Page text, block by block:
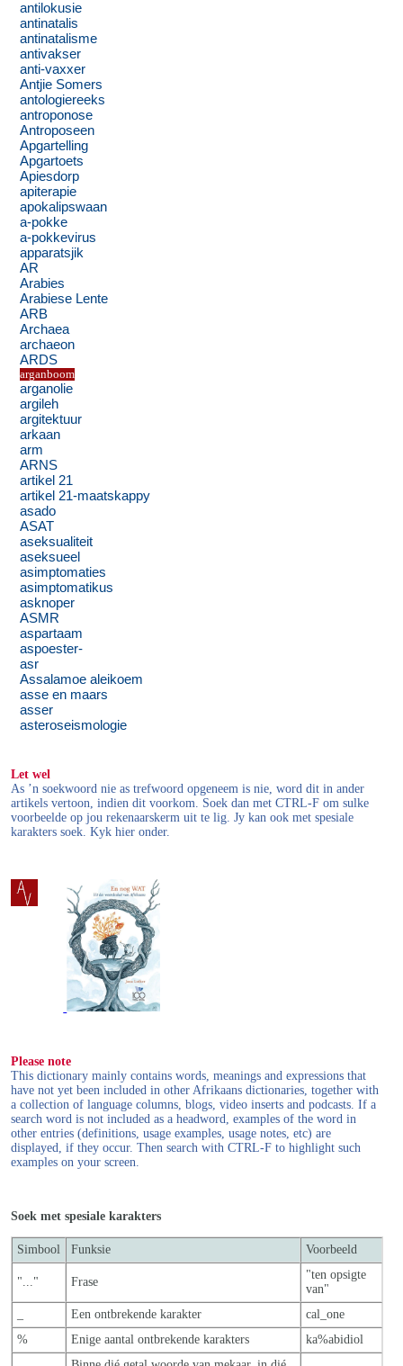
antilokusie
antinatalis
antinatalisme
antivakser
anti-vaxxer
Antjie Somers
antologiereeks
antroponose
Antroposeen
Apgartelling
Apgartoets
Apiesdorp
apiterapie
apokalipswaan
a-pokke
a-pokkevirus
apparatsjik
AR
Arabies
Arabiese Lente
ARB
Archaea
archaeon
ARDS
arganboom
arganolie
argileh
argitektuur
arkaan
arm
ARNS
artikel 21
artikel 21-maatskappy
asado
ASAT
aseksualiteit
aseksueel
asimptomaties
asimptomatikus
asknoper
ASMR
aspartaam
aspoester-
asr
Assalamoe aleikoem
asse en maars
asser
asteroseismologie
Let wel
As ’n soekwoord nie as trefwoord opgeneem is nie, word dit in ander
artikels vertoon, indien dit voorkom. Soek dan met CTRL-F om sulke
voorbeelde op jou rekenaarskerm uit te lig. Jy kan ook met spesiale
karakters soek. Kyk hier onder.
Please note
This dictionary mainly contains words, meanings and expressions that
have not yet been included in other Afrikaans dictionaries, together with
a collection of language columns, blogs, video inserts and podcasts. If a
search word is not included as a headword, examples of the word in
other entries (definitions, usage examples, usage notes, etc) are
displayed, if they occur. Then search with CTRL-F to highlight such
examples on your screen.
Soek met spesiale karakters
Simbool Funksie Voorbeeld
"..." Frase
"ten opsigte
van"
Een ontbrekende karakter
cal_one
%
Enige aantal ontbrekende karakters ka%abidiol